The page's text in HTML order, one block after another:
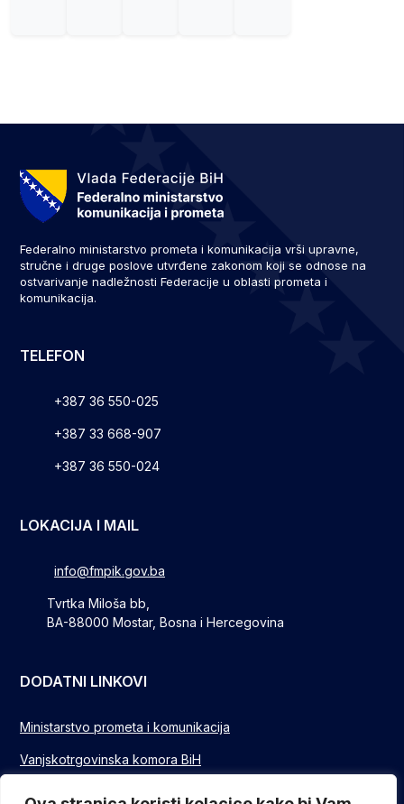
Federalno ministarstvo prometa i komunikacija vrši upravne,
stručne i druge poslove utvrđene zakonom koji se odnose na
ostvarivanje nadležnosti Federacije u oblasti prometa i
komunikacija.
TELEFON
+387 36 550-025
+387 33 668-907
+387 36 550-024
LOKACIJA I MAIL
info@fmpik.gov.ba
Tvrtka Miloša bb,
BA-88000 Mostar, Bosna i Hercegovina
DODATNI LINKOVI
Ministarstvo prometa i komunikacija
Vanjskotrgovinska komora BiH